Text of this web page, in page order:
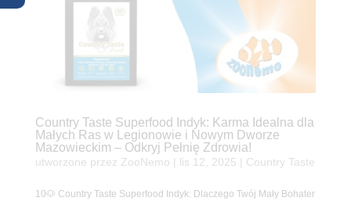
Country Taste Superfood Indyk: Karma Idealna dla
Małych Ras w Legionowie i Nowym Dworze
Mazowieckim – Odkryj Pełnię Zdrowia!
utworzone przez ZooNemo lis 12, 2025 Country Taste
10🐶 Country Taste Superfood Indyk: Dlaczego Twój Mały Bohater